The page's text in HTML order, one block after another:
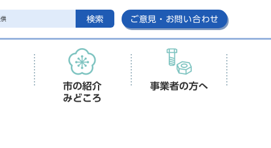
検索 ご意見・お問い合わせ
市の紹介
みどころ
事業者の方へ